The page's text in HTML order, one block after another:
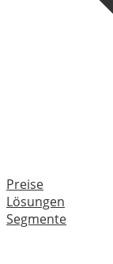
Preise
Lösungen
Segmente